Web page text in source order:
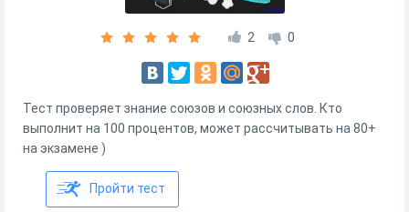
2 0
Тест проверяет знание союзов и союзных слов. Кто
выполнит на 100 процентов, может рассчитывать на 80+
на экзамене )
Пройти тест